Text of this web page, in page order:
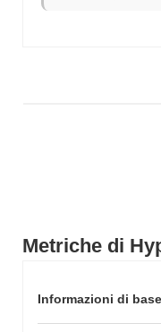
Metriche di
Informazioni di base
Negli ultimi 7 giorni,